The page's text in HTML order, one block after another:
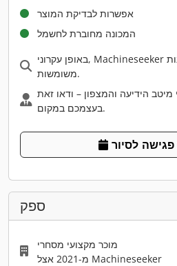
אפשרות לבדיקת המוצר
המכונה מחוברת לחשמל
באופן עקרוני, Machineseeker ממליצה לבדוק מכונות
משומשות.
הידיעה והמצפון – ודאו זאת
בעצמכם במקום.
לסיור
ספק
מוכר מקצועי מסחרי
מ-2021 אצל Machineseeker